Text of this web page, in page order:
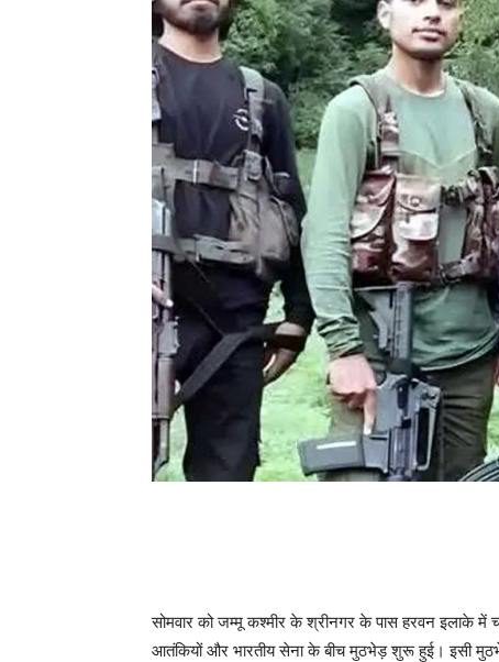
सोमवार को जम्मू कश्मीर के श्रीनगर के पास हरवन इलाके
आतंकियों और भारतीय सेना के बीच मुठभेड़ शुरू हुई। इसी